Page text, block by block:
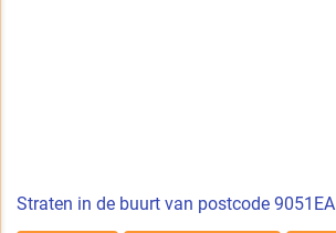
Straten in de buurt van postcode 9051EA